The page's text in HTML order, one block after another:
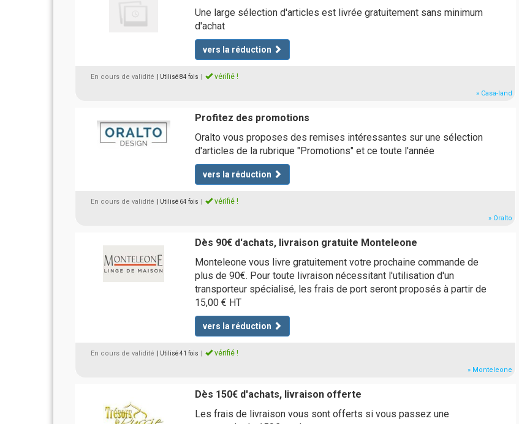
Une large sélection d'articles est livrée gratuitement sans minimum
d'achat
vers la réduction
En cours de validité | Utilisé 84 fois vérifié !
» Casa-land
Profitez des promotions
Oralto vous proposes des remises intéressantes sur une sélection
d'articles de la rubrique "Promotions" et ce toute l'année
vers la réduction
En cours de validité | Utilisé 64 fois vérifié !
» Oralto
Dès 90€ d'achats, livraison gratuite Monteleone
Monteleone vous livre gratuitement votre prochaine commande de
plus de 90€. Pour toute livraison nécessitant l'utilisation d'un
transporteur spécialisé, les frais de port seront proposés à partir de
15,00 € HT
vers la réduction
En cours de validité | Utilisé 41 fois vérifié !
» Monteleone
Dès 150€ d'achats, livraison offerte
Les frais de livraison vous sont offerts si vous passez une